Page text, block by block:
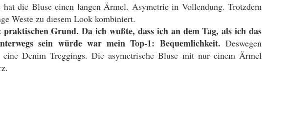
hat die Bluse einen langen Ärmel. Asymetrie in Vollendung. Trotzdem
Weste zu diesem Look kombiniert.
praktischen Grund. Da ich wußte, dass ich an dem Tag, als ich das
sein würde war mein Top-1: Bequemlichkeit. Deswegen
Denim Treggings. Die asymetrische Bluse mit nur einem Ärmel